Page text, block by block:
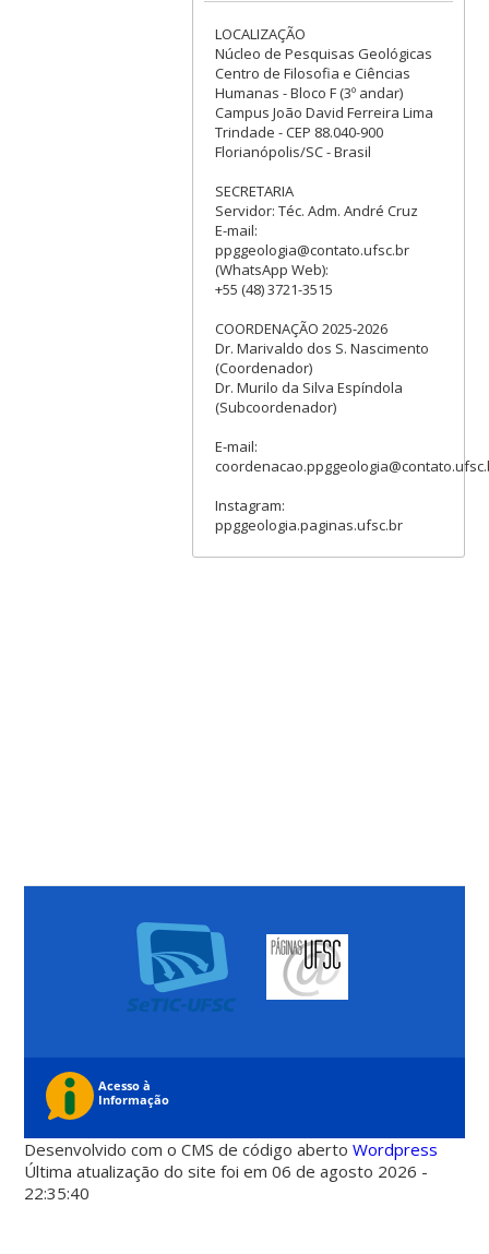
3º piso - Campus Reitor João
David Ferreira Lima - Trindade
– Florianópolis, SC
LOCALIZAÇÃO
Núcleo de Pesquisas Geológicas
Centro de Filosofia e Ciências
Humanas - Bloco F (3º andar)
Campus João David Ferreira Lima
Trindade - CEP 88.040-900
Florianópolis/SC - Brasil
SECRETARIA
Servidor: Téc. Adm. André Cruz
E-mail:
ppggeologia@contato.ufsc.br
(WhatsApp Web):
+55 (48) 3721-3515
COORDENAÇÃO 2025-2026
Dr. Marivaldo dos S. Nascimento
(Coordenador)
Dr. Murilo da Silva Espíndola
(Subcoordenador)
E-mail:
Instagram:
ppggeologia.paginas.ufsc.br
Desenvolvido com o CMS de código abertoWordpress
Última atualização do site foi em 06 de agosto 2026 -
22:35:40